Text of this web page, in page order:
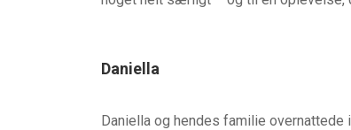
Daniella
Daniella og hendes familie overnattede i